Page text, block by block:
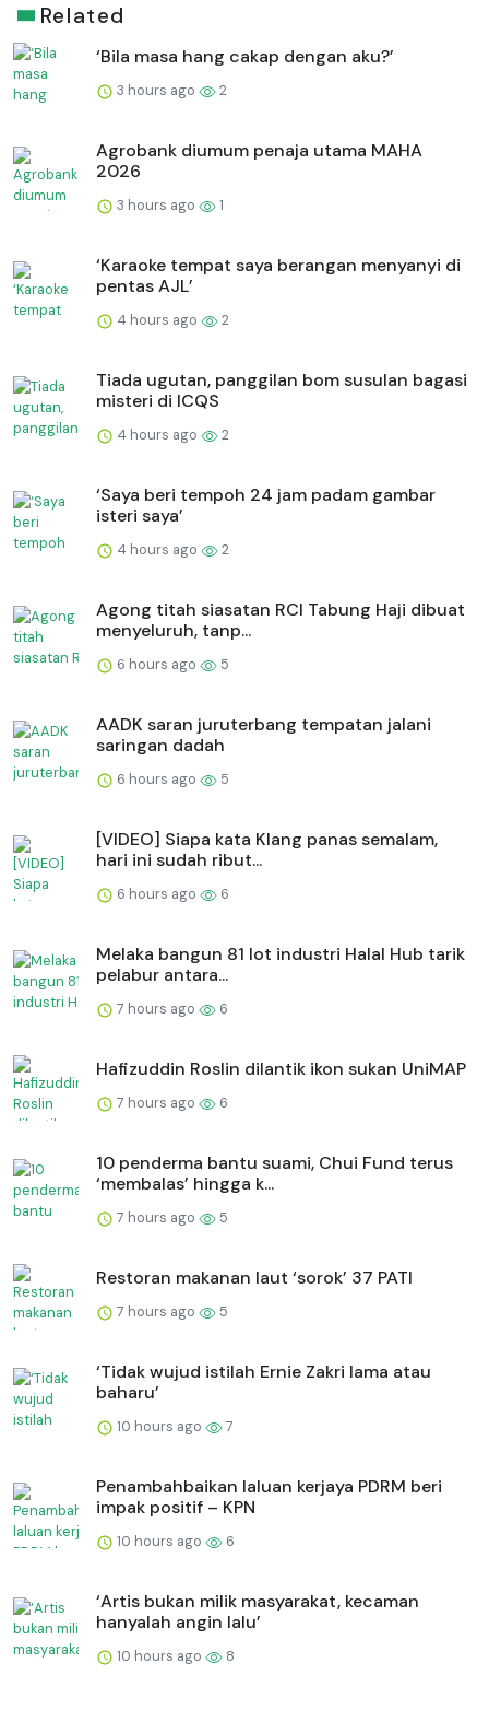
Related
‘Bila masa hang cakap dengan aku?’
3 hours ago 2
Agrobank diumum penaja utama MAHA
2026
3 hours ago 1
‘Karaoke tempat saya berangan menyanyi di
pentas AJL’
4 hours ago 2
Tiada ugutan, panggilan bom susulan bagasi
misteri di ICQS
4 hours ago 2
‘Saya beri tempoh 24 jam padam gambar
isteri saya’
4 hours ago 2
Agong titah siasatan RCI Tabung Haji dibuat
menyeluruh, tanp...
6 hours ago 5
AADK saran juruterbang tempatan jalani
saringan dadah
6 hours ago 5
[VIDEO] Siapa kata Klang panas semalam,
hari ini sudah ribut...
6 hours ago 6
Melaka bangun 81 lot industri Halal Hub tarik
pelabur antara...
7 hours ago 6
Hafizuddin Roslin dilantik ikon sukan UniMAP
7 hours ago 6
10 penderma bantu suami, Chui Fund terus
‘membalas’ hingga k...
7 hours ago 5
Restoran makanan laut ‘sorok’ 37 PATI
7 hours ago 5
‘Tidak wujud istilah Ernie Zakri lama atau
baharu’
10 hours ago 7
Penambahbaikan laluan kerjaya PDRM beri
impak positif – KPN
10 hours ago 6
‘Artis bukan milik masyarakat, kecaman
hanyalah angin lalu’
10 hours ago 8